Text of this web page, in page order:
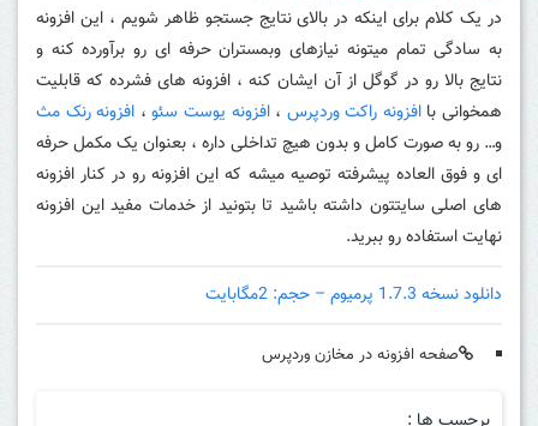
در یک کلام برای اینکه در بالای نتایج جستجو ظاهر شویم ، این افزونه
به سادگی تمام میتونه نیازهای وبمستران حرفه ای رو برآورده کنه و
نتایج بالا رو در گوگل از آن ایشان کنه ، افزونه های فشرده که قابلیت
همخوانی باافزونه راکت وردپرس ،افزونه یوست سئو، افزونه رنک مث
و… رو به صورت کامل و بدون هیچ تداخلی داره ، بعنوان یک مکمل حرفه
ای و فوق العاده پیشرفته توصیه میشه که این افزونه رو در کنار افزونه
های اصلی سایتتون داشته باشید تا بتونید از خدمات مفید این افزونه
نهایت استفاده رو ببرید.
دانلود نسخه 1.7.3 پرمیوم – حجم: 2مگابایت
صفحه افزونه در مخازن وردپرس